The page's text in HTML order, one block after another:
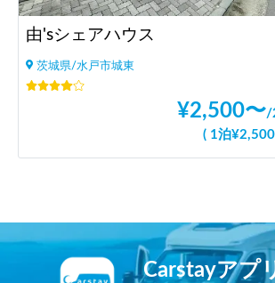
由'sシェアハウス
茨城県/水戸市城東
¥2,500〜/
( 1泊¥2,500
Carstayアプ